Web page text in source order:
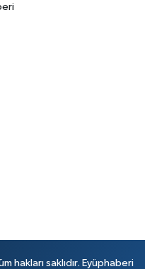
hakları saklıdır. Eyüphaberi